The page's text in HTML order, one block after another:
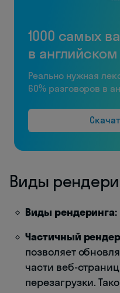
1000 самых
в
Реально нужная
60% разговоров в
Виды
Виды рендеринга:
Частичный
позволяет
части веб-
перезагрузки.